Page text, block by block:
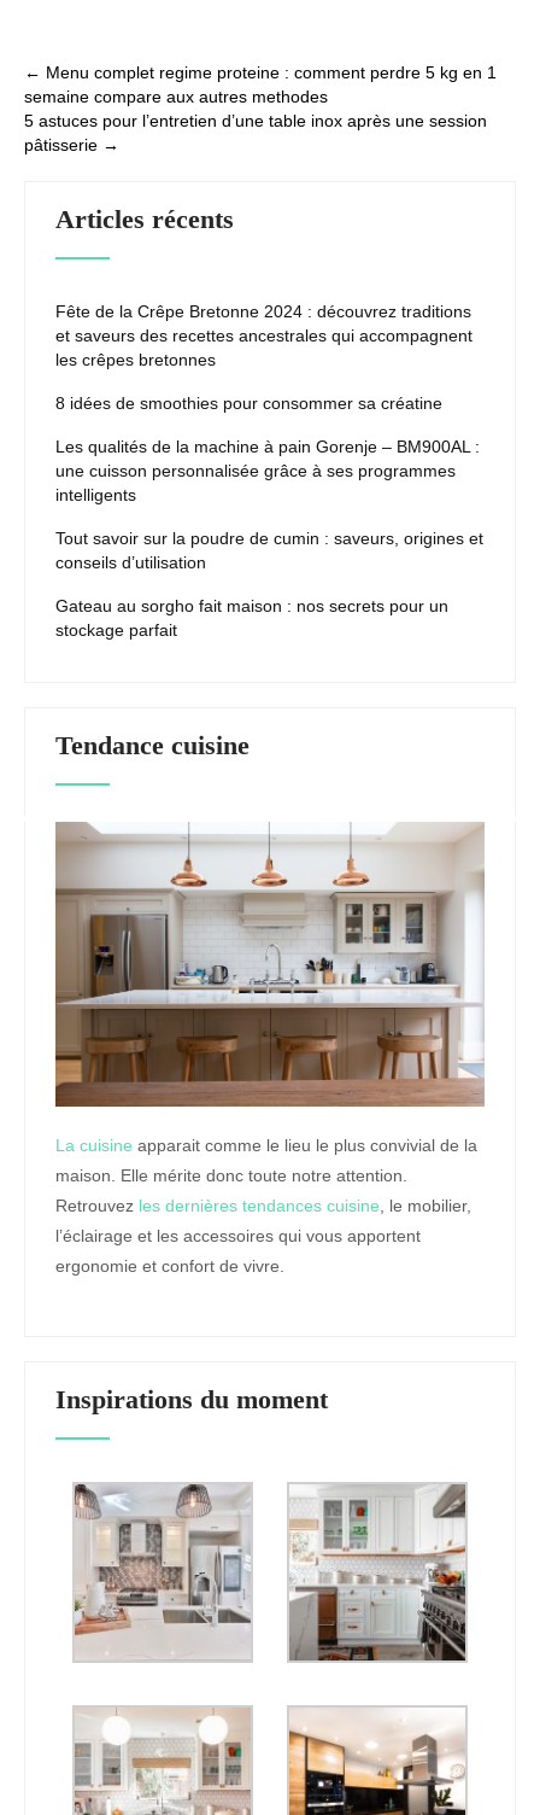
Post
navigation
← Menu complet regime proteine : comment perdre 5 kg en 1
semaine compare aux autres methodes
5 astuces pour l’entretien d’une table inox après une session
pâtisserie →
Articles récents
Fête de la Crêpe Bretonne 2024 : découvrez traditions
et saveurs des recettes ancestrales qui accompagnent
les crêpes bretonnes
8 idées de smoothies pour consommer sa créatine
Les qualités de la machine à pain Gorenje – BM900AL :
une cuisson personnalisée grâce à ses programmes
intelligents
Tout savoir sur la poudre de cumin : saveurs, origines et
conseils d’utilisation
Gateau au sorgho fait maison : nos secrets pour un
stockage parfait
Tendance cuisine
La cuisine apparait comme le lieu le plus convivial de la
maison. Elle mérite donc toute notre attention.
Retrouvez les dernières tendances cuisine, le mobilier,
l’éclairage et les accessoires qui vous apportent
ergonomie et confort de vivre.
Inspirations du moment